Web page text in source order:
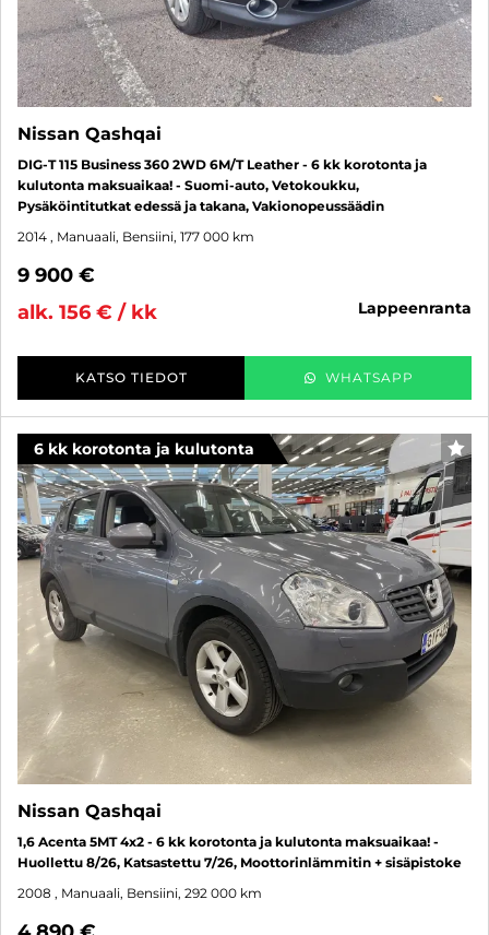
Nissan Qashqai
DIG-T 115 Business 360 2WD 6M/T Leather - 6 kk korotonta ja
kulutonta maksuaikaa! - Suomi-auto, Vetokoukku,
Pysäköintitutkat edessä ja takana, Vakionopeussäädin
2014 , Manuaali, Bensiini, 177 000 km
9 900 €
alk. 156 € / kk
lappeenranta
KATSO TIEDOT WHATSAPP
6 kk korotonta ja kulutonta
Nissan Qashqai
1,6 Acenta 5MT 4x2 - 6 kk korotonta ja kulutonta maksuaikaa! -
Huollettu 8/26, Katsastettu 7/26, Moottorinlämmitin + sisäpistoke
2008 , Manuaali, Bensiini, 292 000 km